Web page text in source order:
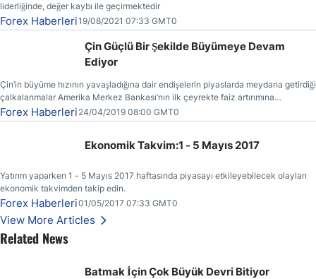
liderliğinde, değer kaybı ile geçirmektedir
Forex Haberleri19/08/2021 07:33 GMT0
Çin Güçlü Bir Şekilde Büyümeye Devam
Ediyor
Çin’in büyüme hızının yavaşladığına dair endişelerin piyaslarda meydana getirdiği
çalkalanmalar Amerika Merkez Bankası’nın ilk çeyrekte faiz artırımına
gitmemesinin başlıca sebeplerinden bir tanesi olmuştur.
Forex Haberleri 24/04/2019 08:00 GMT0
Ekonomik Takvim:1 - 5 Mayıs 2017
Yatırım yaparken 1 - 5 Mayıs 2017 haftasında piyasayı etkileyebilecek olayları
ekonomik takvimden takip edin.
Forex Haberleri01/05/2017 07:33 GMT0
View More Articles
Related News
Batmak İçin Çok Büyük Devri Bitiyor